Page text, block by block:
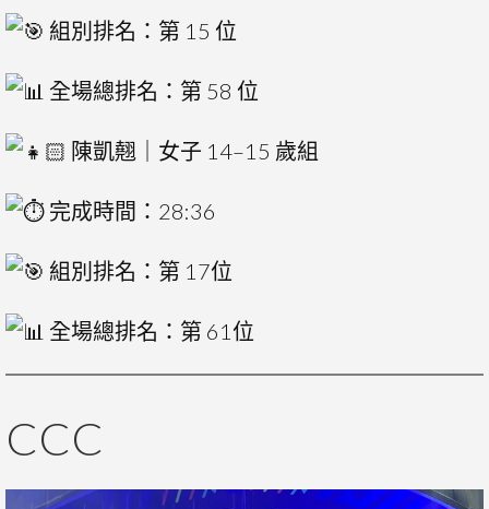
組別排名：第 15 位
全場總排名：第 58 位
陳凱翹｜女子 14–15 歲組
完成時間：28:36
組別排名：第 17位
全場總排名：第 61位
CCC